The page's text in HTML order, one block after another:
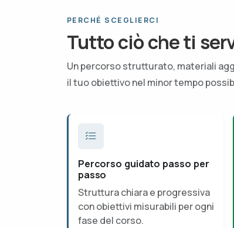
PERCHÉ SCEGLIERCI
Tutto ciò che ti
Un percorso strutturato, materiali
il tuo obiettivo nel minor tempo
Percorso guidato passo per
passo
Struttura chiara e progressiva
con obiettivi misurabili per ogni
fase del corso.